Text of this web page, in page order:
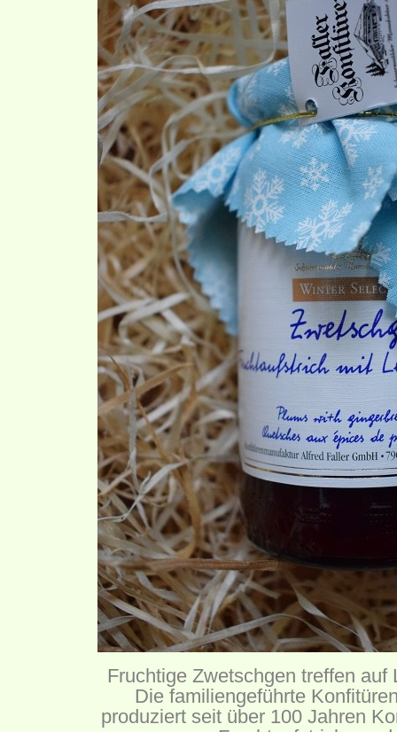
Fruchtige Zwetschgen treffen auf
Die familiengeführte
produziert seit über 100 Jahren